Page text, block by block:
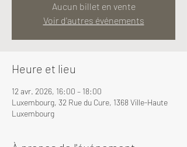
Aucun billet en vente
Voir d'autres événements
Heure et lieu
12 avr. 2026, 16:00 – 18:00
Luxembourg, 32 Rue du Cure, 1368 Ville-Haute
Luxembourg